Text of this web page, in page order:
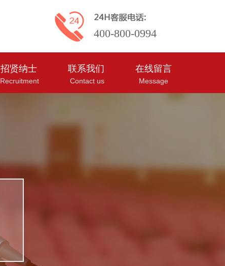
400-800-0994
Recruitment Contact us
招贤纳士 联系我们 在线留言
Message